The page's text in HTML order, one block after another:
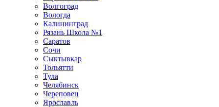
Волгоград
Вологда
Калининград
Рязань Школа №1
Саратов
Сочи
Сыктывкар
Тольятти
Тула
Челябинск
Череповец
Ярославль